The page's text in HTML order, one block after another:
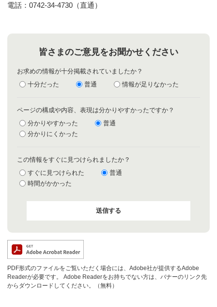
電話：0742-34-4730（直通）
皆さまのご意見をお聞かせください
お求めの情報が十分掲載されていましたか？
十分だった
普通 情報が足りなかった
ページの構成や内容、表現は分かりやすかったですか？
分かりやすかった
普通
分かりにくかった
この情報をすぐに見つけられましたか？
すぐに見つけられた
普通
時間がかかった
PDF形式のファイルをご覧いただく場合には、Adobe社が提供するAdobe
Readerが必要です。
Adobe Readerをお持ちでない方は、バナーのリンク先
からダウンロードしてください。（無料）